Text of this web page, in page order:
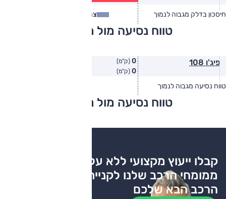
חיסכון בדלק מגבוה לנמוך צריכת דלק
טווח נסיעה מול מתחרים
פיג'ו 108 0 (ק"מ)
0 (ק"מ)
טווח נסיעה מגבוה לנמוך
טווח נסיעה מול מתחרים
קבלו ייעוץ מקצועי ללא עלות
ממומחי הרכב שלנו לקניית
הרכב הבא שלכם